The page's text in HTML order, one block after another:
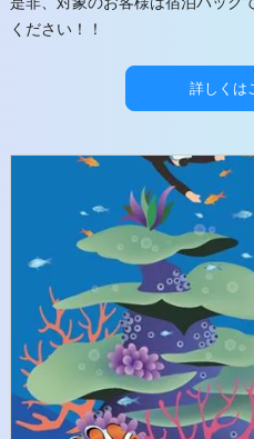
ください！！
詳しくは